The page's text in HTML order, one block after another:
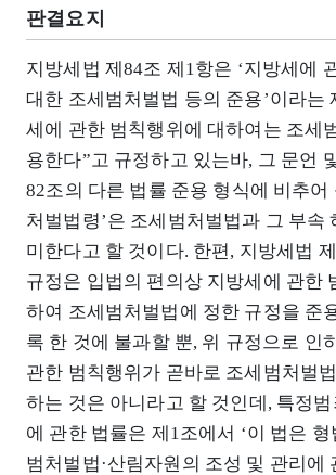
판결요지
지방세법 제84조 제1항은 ‘지방세에
대한 조세범처벌법 등의 준용’이라는
세에 관한 범칙행위에 대하여는 조세
용한다”고 규정하고 있는바, 그 문언
82조의 다른 법률 준용 형식에 비추어
처벌법령’은 조세범처벌법과 그 부속
미한다고 할 것이다. 한편, 지방세법
규정은 입법의 편의상 지방세에 관한
하여 조세범처벌법에 정한 규정을 준
록 한 것에 불과할 뿐, 위 규정으로 인
관한 범칙행위가 곧바로 조세범처벌
하는 것은 아니라고 할 것인데, 특정
에 관한 법률은 제1조에서 ‘이 법은 형
범처벌법·산림자원의 조성 및 관리에